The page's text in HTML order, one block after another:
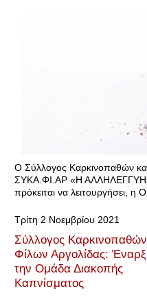
Ο Σύλλογος Καρκινοπαθών
ΣΥΚΑ.ΦΙ.ΑΡ «Η ΑΛΛΗΛΕΓΓΥΗ»
πρόκειται να λειτουργήσει, η
Τρίτη 2 Νοεμβρίου 2021
Σύλλογος Καρκινοπαθών
Φίλων Αργολίδας:
την Ομάδα Διακοπής
Καπνίσματος